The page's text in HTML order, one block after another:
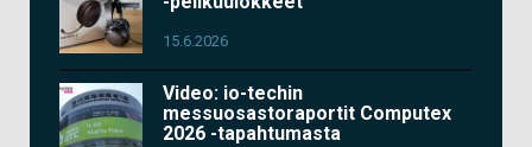
15.6.2026
Video: io-techin
messuosastoraportit Computex
2026 -tapahtumasta